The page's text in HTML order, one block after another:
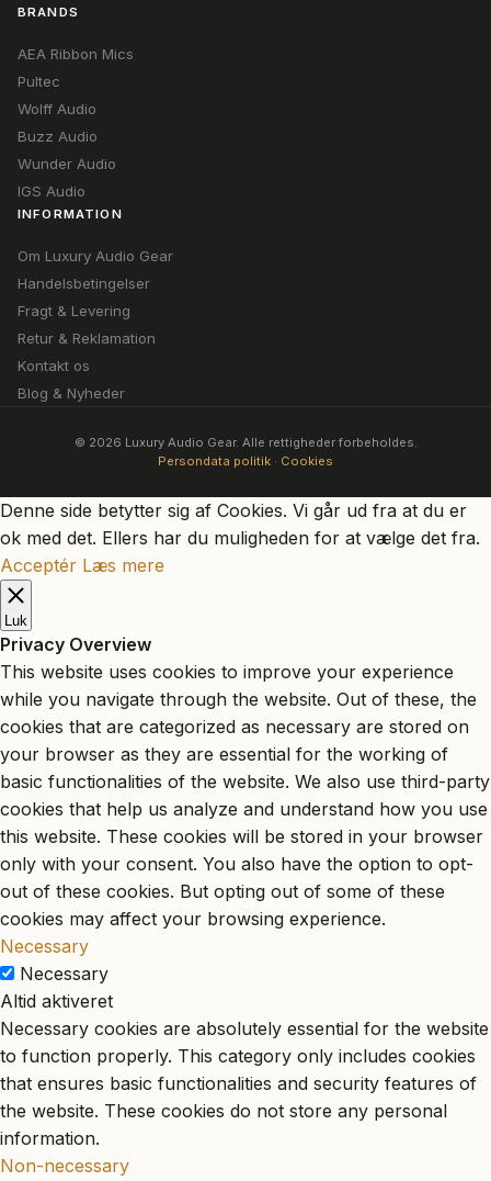
BRANDS
AEA Ribbon Mics
Pultec
Wolff Audio
Buzz Audio
Wunder Audio
IGS Audio
INFORMATION
Om Luxury Audio Gear
Handelsbetingelser
Fragt & Levering
Retur & Reklamation
Kontakt os
Blog & Nyheder
© 2026 Luxury Audio Gear. Alle rettigheder forbeholdes.
Persondata politik · Cookies
Denne side betytter sig af Cookies. Vi går ud fra at du er
ok med det. Ellers har du muligheden for at vælge det fra.
Acceptér Læs mere
Luk
Privacy Overview
This website uses cookies to improve your experience
while you navigate through the website. Out of these, the
cookies that are categorized as necessary are stored on
your browser as they are essential for the working of
basic functionalities of the website. We also use third-party
cookies that help us analyze and understand how you use
this website. These cookies will be stored in your browser
only with your consent. You also have the option to opt-
out of these cookies. But opting out of some of these
cookies may affect your browsing experience.
Necessary
Necessary
Altid aktiveret
Necessary cookies are absolutely essential for the website
to function properly. This category only includes cookies
that ensures basic functionalities and security features of
the website. These cookies do not store any personal
information.
Non-necessary